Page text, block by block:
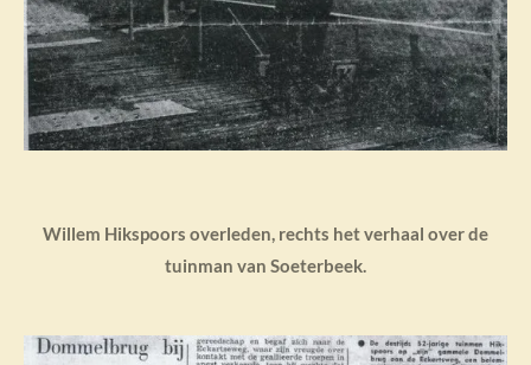
Willem Hikspoors overleden, rechts het verhaal over de
tuinman van Soeterbeek.